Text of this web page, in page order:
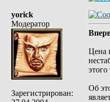
yorick
Модератор
Зарегистрирован:
Цена
Об